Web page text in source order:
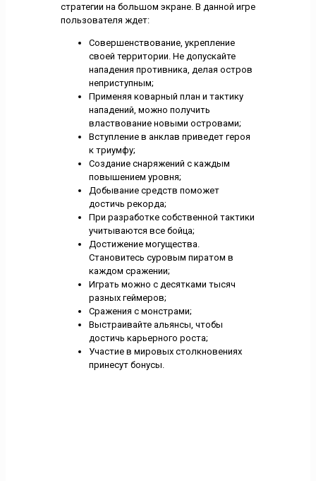
стратегии на большом экране. В данной игре
пользователя ждет:
Совершенствование, укрепление
своей территории. Не допускайте
нападения противника, делая остров
неприступным;
Применяя коварный план и тактику
нападений, можно получить
властвование новыми островами;
Вступление в анклав приведет героя
к триумфу;
Создание снаряжений с каждым
повышением уровня;
Добывание средств поможет
достичь рекорда;
При разработке собственной тактики
учитываются все бойца;
Достижение могущества.
Становитесь суровым пиратом в
каждом сражении;
Играть можно с десятками тысяч
разных геймеров;
Сражения с монстрами;
Выстраивайте альянсы, чтобы
достичь карьерного роста;
Участие в мировых столкновениях
принесут бонусы.